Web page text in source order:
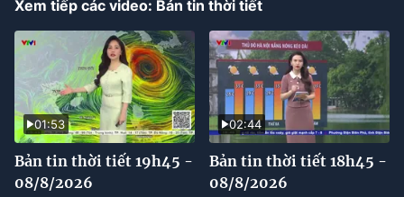
Time
Xem tiếp các video: Bản tin thời tiết
01:53
Bản tin thời tiết 19h45 -
08/8/2026
02:44
Bản tin thời tiết 18h45 -
08/8/2026